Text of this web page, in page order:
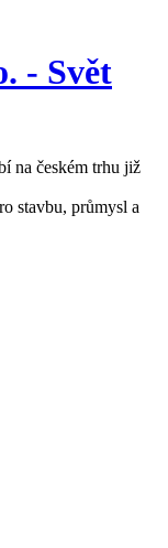
- Svět
na českém trhu již
stavbu, průmysl a